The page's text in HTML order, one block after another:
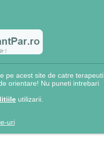
pe acest site de catre terapeuti
orientare! Nu puneti intrebari
utilizarii.
uri